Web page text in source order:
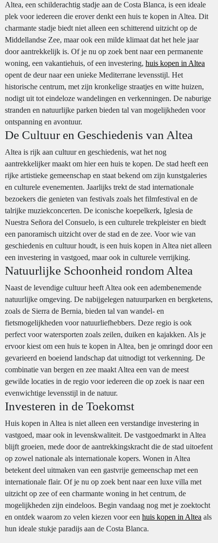
Altea, een schilderachtig stadje aan de Costa Blanca, is een ideale
plek voor iedereen die erover denkt een huis te kopen in Altea. Dit
charmante stadje biedt niet alleen een schitterend uitzicht op de
Middellandse Zee, maar ook een milde klimaat dat het hele jaar
door aantrekkelijk is. Of je nu op zoek bent naar een permanente
woning, een vakantiehuis, of een investering, huis kopen in Altea
opent de deur naar een unieke Mediterrane levensstijl. Het
historische centrum, met zijn kronkelige straatjes en witte huizen,
nodigt uit tot eindeloze wandelingen en verkenningen. De naburige
stranden en natuurlijke parken bieden tal van mogelijkheden voor
ontspanning en avontuur.
De Cultuur en Geschiedenis van Altea
Altea is rijk aan cultuur en geschiedenis, wat het nog
aantrekkelijker maakt om hier een huis te kopen. De stad heeft een
rijke artistieke gemeenschap en staat bekend om zijn kunstgaleries
en culturele evenementen. Jaarlijks trekt de stad internationale
bezoekers die genieten van festivals zoals het filmfestival en de
talrijke muziekconcerten. De iconische koepelkerk, Iglesia de
Nuestra Señora del Consuelo, is een culturele trekpleister en biedt
een panoramisch uitzicht over de stad en de zee. Voor wie van
geschiedenis en cultuur houdt, is een huis kopen in Altea niet alleen
een investering in vastgoed, maar ook in culturele verrijking.
Natuurlijke Schoonheid rondom Altea
Naast de levendige cultuur heeft Altea ook een adembenemende
natuurlijke omgeving. De nabijgelegen natuurparken en bergketens,
zoals de Sierra de Bernia, bieden tal van wandel- en
fietsmogelijkheden voor natuurliefhebbers. Deze regio is ook
perfect voor watersporten zoals zeilen, duiken en kajakken. Als je
ervoor kiest om een huis te kopen in Altea, ben je omringd door een
gevarieerd en boeiend landschap dat uitnodigt tot verkenning. De
combinatie van bergen en zee maakt Altea een van de meest
gewilde locaties in de regio voor iedereen die op zoek is naar een
evenwichtige levensstijl in de natuur.
Investeren in de Toekomst
Huis kopen in Altea is niet alleen een verstandige investering in
vastgoed, maar ook in levenskwaliteit. De vastgoedmarkt in Altea
blijft groeien, mede door de aantrekkingskracht die de stad uitoefent
op zowel nationale als internationale kopers. Wonen in Altea
betekent deel uitmaken van een gastvrije gemeenschap met een
internationale flair. Of je nu op zoek bent naar een luxe villa met
uitzicht op zee of een charmante woning in het centrum, de
mogelijkheden zijn eindeloos. Begin vandaag nog met je zoektocht
en ontdek waarom zo velen kiezen voor een huis kopen in Altea als
hun ideale stukje paradijs aan de Costa Blanca.